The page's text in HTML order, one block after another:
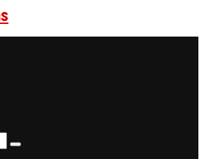
Search